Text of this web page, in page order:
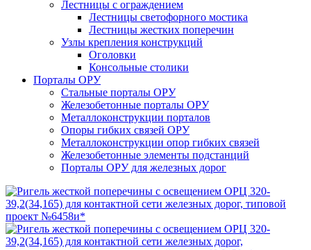
Лестницы с ограждением
Лестницы светофорного мостика
Лестницы жестких поперечин
Узлы крепления конструкций
Оголовки
Консольные столики
Порталы ОРУ
Стальные порталы ОРУ
Железобетонные порталы ОРУ
Металлоконструкции порталов
Опоры гибких связей ОРУ
Металлоконструкции опор гибких связей
Железобетонные элементы подстанций
Порталы ОРУ для железных дорог